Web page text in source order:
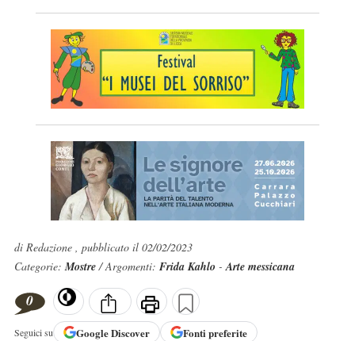
di Redazione , pubblicato il 02/02/2023
Categorie:Mostre/ Argomenti: Frida Kahlo -Arte messicana
0
Seguici su GoogleDiscover Fonti preferite